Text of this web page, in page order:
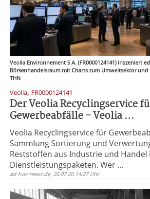
Veolia Environnement S.A. (FR0000124141) inszeniert
Börsenhandelsraum mit Charts zum Umweltsektor und
THN
Veolia, FR0000124141
Der Veolia Recyclingservice
Gewerbeabfälle - Veolia ...
Veolia Recyclingservice für
Sammlung Sortierung und
Reststoffen aus Industrie und
Dienstleistungspaketen. Wer ...
ad-hoc-news.de, 26.07.26 14:27 Uhr